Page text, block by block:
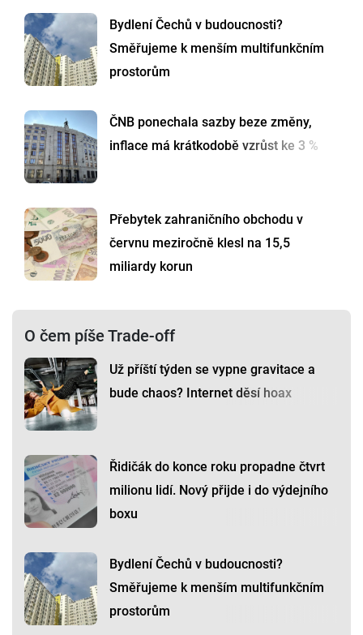
Bydlení Čechů v budoucnosti?
Směřujeme k menším multifunkčním
prostorům
ČNB ponechala sazby beze změny,
inflace má krátkodobě vzrůst ke 3 %
Přebytek zahraničního obchodu v
červnu meziročně klesl na 15,5
miliardy korun
O čem píše Trade-off
Už příští týden se vypne gravitace a
bude chaos? Internet děsí hoax
Řidičák do konce roku propadne čtvrt
milionu lidí. Nový přijde i do výdejního
boxu
Bydlení Čechů v budoucnosti?
Směřujeme k menším multifunkčním
prostorům